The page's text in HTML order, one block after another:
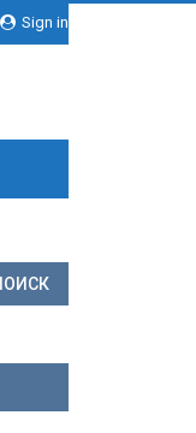
Sign in